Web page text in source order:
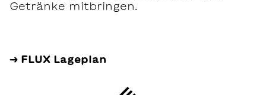
Getränke mitbringen.
→ FLUX Lageplan